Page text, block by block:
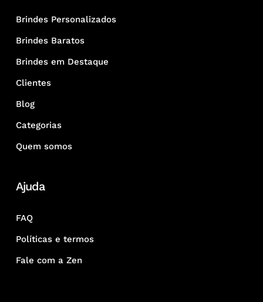
Brindes Personalizados
Brindes Baratos
Brindes em Destaque
Clientes
Blog
Categorias
Quem somos
Ajuda
FAQ
Políticas e termos
Fale com a Zen